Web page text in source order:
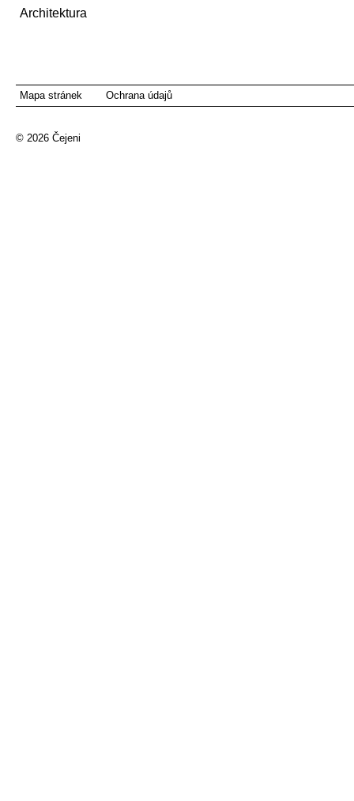
Architektura
Mapa stránek Ochrana údajů
© 2026 Čejeni